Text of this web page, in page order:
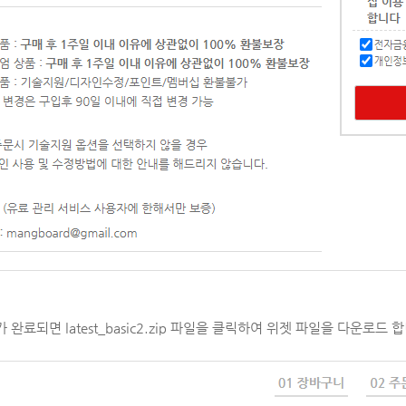
완료되면 latest_basic2.zip 파일을 클릭하여 위젯 파일을 다운로드